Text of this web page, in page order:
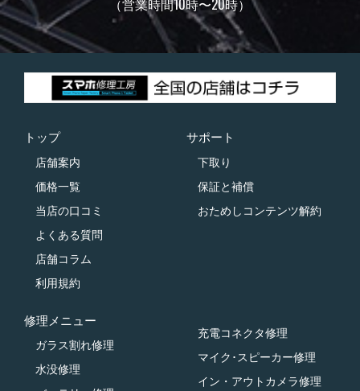
トップ
店舗案内
価格一覧
当店の口コミ
よくある質問
店舗コラム
利用規約
サポート
下取り
保証と補償
おためしコンテンツ解約
修理メニュー
ガラス割れ修理
水没修理
充電コネクタ修理
マイク･スピーカー修理
イン・アウトカメラ修理